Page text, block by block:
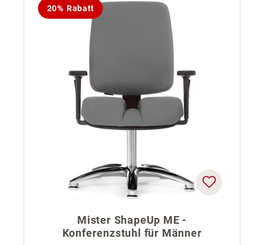
20% Rabatt
Mister ShapeUp ME -
Konferenzstuhl für Männer